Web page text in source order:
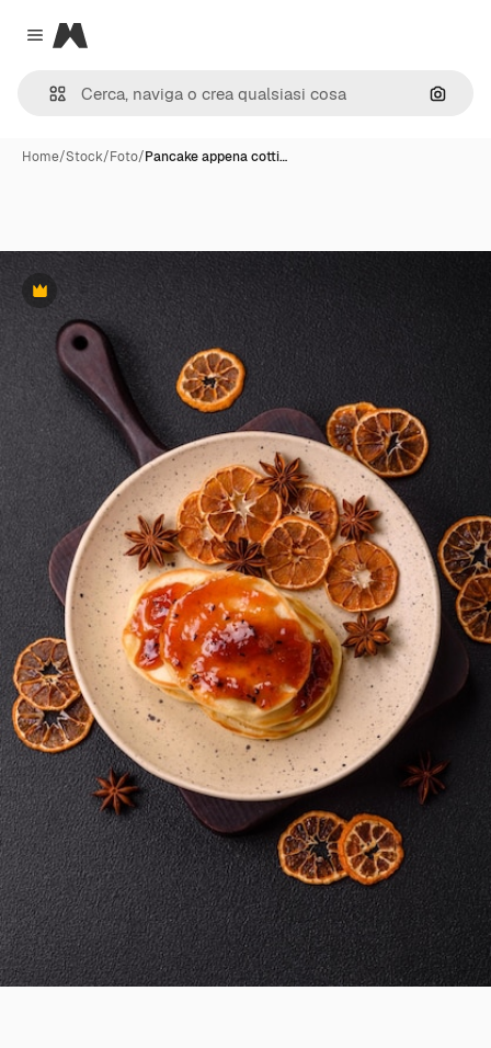
Close menu
Magnific
Cerca
Home/Stock/Foto/Pancake appena cotti…
Premium